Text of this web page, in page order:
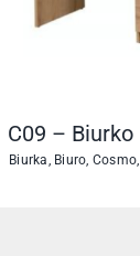
C09 – Biurko
Biurka, Biuro, Cosmo,